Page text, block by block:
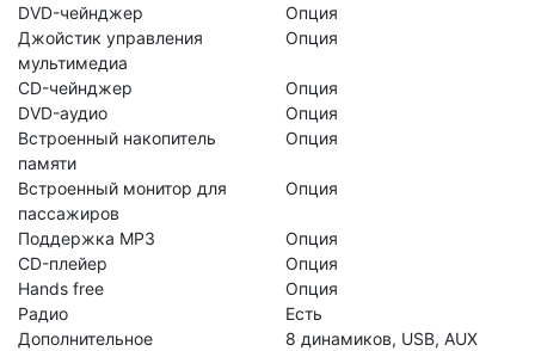
DVD-чейнджер
Опция
Джойстик управления
мультимедиа
Опция
CD-чейнджер
Опция
DVD-аудио
Опция
Встроенный накопитель
памяти
Опция
Встроенный монитор для
пассажиров
Опция
Поддержка MP3
Опция
CD-плейер
Опция
Hands free
Опция
Радио
Есть
Дополнительное
8 динамиков, USB, AUX